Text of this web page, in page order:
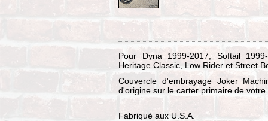
Pour Dyna 1999-2017, Softail
Heritage Classic, Low Rider et Street
Couvercle d'embrayage Joker
d'origine sur le carter primaire de
Fabriqué aux U.S.A.